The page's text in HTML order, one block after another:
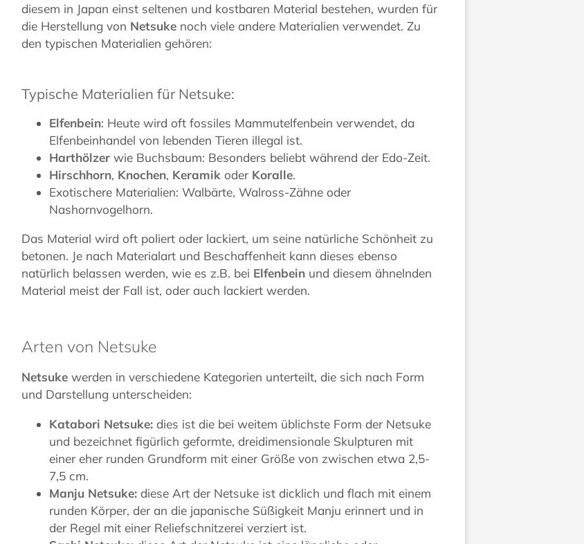
diesem in Japan einst seltenen und kostbaren Material bestehen, wurden für
die Herstellung von Netsuke noch viele andere Materialien verwendet. Zu
den typischen Materialien gehören:
Typische Materialien für Netsuke:
Elfenbein: Heute wird oft fossiles Mammutelfenbein verwendet, da
Elfenbeinhandel von lebenden Tieren illegal ist.
Harthölzer wie Buchsbaum: Besonders beliebt während der Edo-Zeit.
Hirschhorn, Knochen, Keramik oder Koralle.
Exotischere Materialien: Walbärte, Walross-Zähne oder
Nashornvogelhorn.
Das Material wird oft poliert oder lackiert, um seine natürliche Schönheit zu
betonen. Je nach Materialart und Beschaffenheit kann dieses ebenso
natürlich belassen werden, wie es z.B. bei Elfenbein und diesem ähnelnden
Material meist der Fall ist, oder auch lackiert werden.
Arten von Netsuke
Netsuke werden in verschiedene Kategorien unterteilt, die sich nach Form
und Darstellung unterscheiden:
Katabori Netsuke:dies ist die bei weitem üblichste Form der Netsuke
und bezeichnet figürlich geformte, dreidimensionale Skulpturen mit
einer eher runden Grundform mit einer Größe von zwischen etwa 2,5-
7,5 cm.
Manju Netsuke:diese Art der Netsuke ist dicklich und flach mit einem
runden Körper, der an die japanische Süßigkeit Manju erinnert und in
der Regel mit einer Reliefschnitzerei verziert ist.